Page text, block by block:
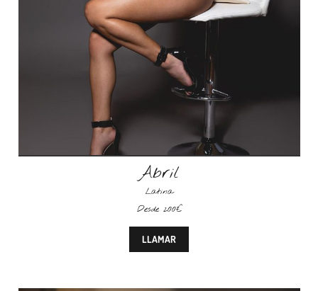
Abril
Latina
Desde 200€
LLAMAR